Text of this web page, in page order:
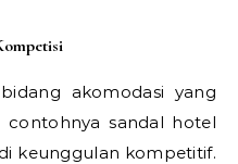
akomodasi yang
sandal hotel
keunggulan kompetitif.